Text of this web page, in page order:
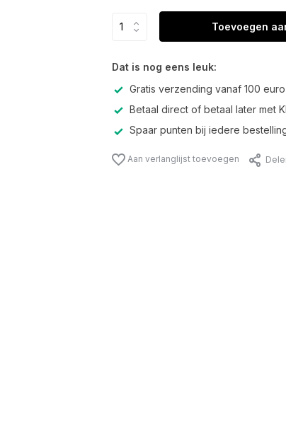
Toevoegen
Dat is nog eens leuk:
Gratis verzending vanaf 100 euro
Betaal direct of betaal later met
Spaar punten bij iedere
Aan verlanglijst toevoegen